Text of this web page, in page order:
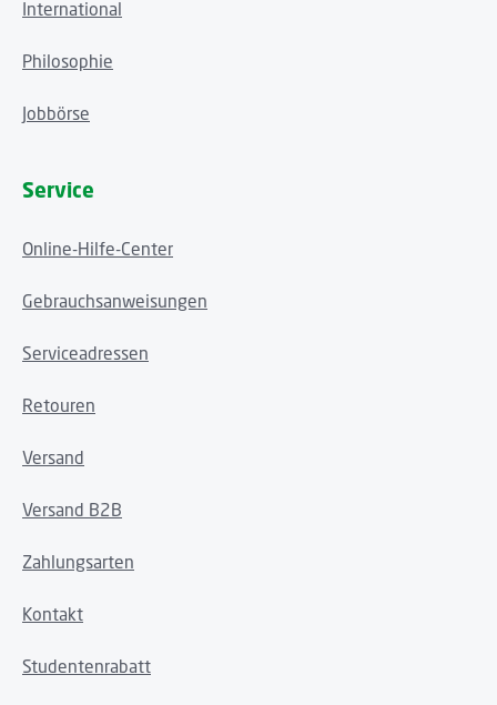
International
Philosophie
Jobbörse
Service
Online-Hilfe-Center
Gebrauchsanweisungen
Serviceadressen
Retouren
Versand
Versand B2B
Zahlungsarten
Kontakt
Studentenrabatt